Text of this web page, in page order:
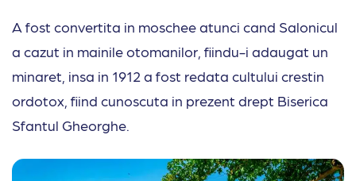
A fost convertita in moschee atunci cand Salonicul
a cazut in mainile otomanilor, fiindu-i adaugat un
minaret, insa in 1912 a fost redata cultului crestin
ordotox, fiind cunoscuta in prezent drept Biserica
Sfantul Gheorghe.